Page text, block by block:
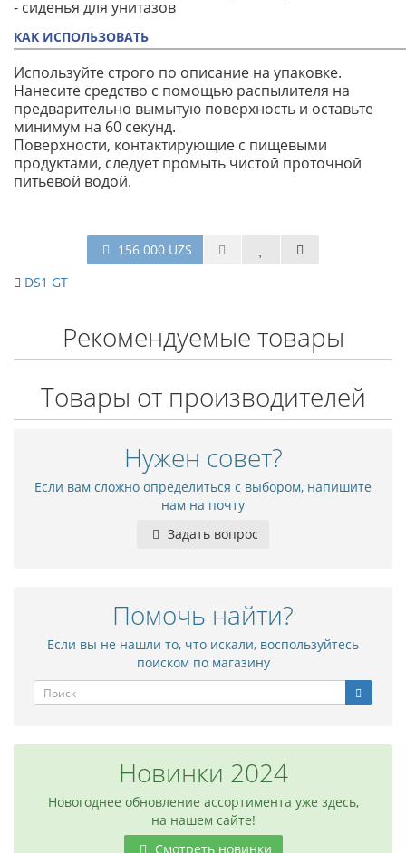
- сиденья для унитазов
КАК ИСПОЛЬЗОВАТЬ
Используйте строго по описание на упаковке.
Нанесите средство с помощью распылителя на
предварительно вымытую поверхность и оставьте
минимум на 60 секунд.
Поверхности, контактирующие с пищевыми
продуктами, следует промыть чистой проточной
питьевой водой.
156 000 UZS
DS1 GT
Рекомендуемые товары
Товары от производителей
Нужен совет?
Если вам сложно определиться с выбором, напишите
нам на почту
Задать вопрос
Помочь найти?
Если вы не нашли то, что искали, воспользуйтесь
поиском по магазину
Новинки 2024
Новогоднее обновление ассортимента уже здесь,
на нашем сайте!
Смотреть новинки